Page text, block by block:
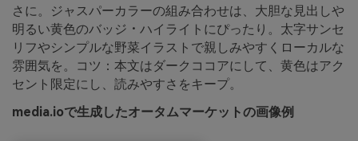
さに。ジャスパーカラーの組み合わせは、大胆な見出しや
明るい黄色のバッジ・ハイライトにぴったり。太字サンセ
リフやシンプルな野菜イラストで親しみやすくローカルな
雰囲気を。コツ：本文はダークココアにして、黄色はアク
セント限定にし、読みやすさをキープ。
media.ioで生成したオータムマーケットの画像例